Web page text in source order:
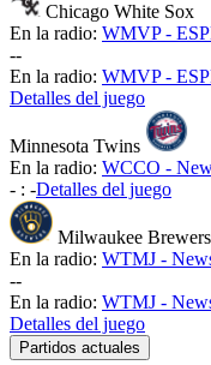
Chicago White Sox
En la radio: WMVP -
--
En la radio: WMVP -
Detalles del juego
Minnesota Twins
En la radio: WCCO -
- : -Detalles del juego
Milwaukee Brewers
En la radio: WTMJ -
--
En la radio: WTMJ -
Detalles del juego
Partidos actuales